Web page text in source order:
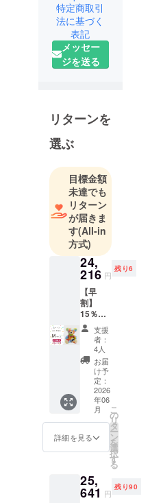
した。
最初はクッ
ション１枚
縫製するの
に半日かか
ション・ラ
グ・バッ
グ・寝具か
まで多様種
にわたり縫
製加工して
います。
永年の経験
で信頼ある
商品を販売
していきた
いと思って
います。
特定商取引
法に基づく
表記
メッセー
ジを送る
リターンを
選ぶ
目標金額
未達でも
リターン
が届きま
す(All-in
方式)
24,
216 円
残り6
【早
割】
15％OF
F ムー
トンぬ
いぐる
み く
ま
ミック
スカ
ラー M
サイズ
★お手
入れブ
ラシご
支援
者：
4人
お届
け予
定：
2026
年06
月
詳細を見る
こ
の
リ
タ
ー
ン
を
選
択
す
る
25,
641 円
残り90